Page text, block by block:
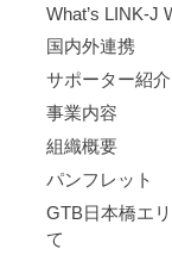
What’s LINK-J
国内外連携
サポーター紹介
事業内容
組織概要
パンフレット
GTB日本橋エ
て